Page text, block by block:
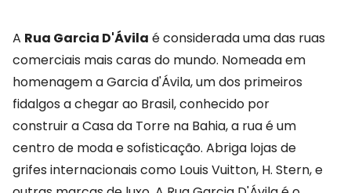
A Rua Garcia D'Ávila é considerada uma das ruas
comerciais mais caras do mundo. Nomeada em
homenagem a Garcia d'Ávila, um dos primeiros
fidalgos a chegar ao Brasil, conhecido por
construir a Casa da Torre na Bahia, a rua é um
centro de moda e sofisticação. Abriga lojas de
grifes internacionais como Louis Vuitton, H. Stern, e